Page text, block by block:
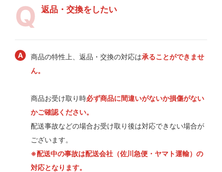
返品・交換をしたい
商品の特性上、返品・交換の対応は承ることができませ
ん。
商品お受け取り時必ず商品に間違いがないか損傷がない
かご確認ください。
配送事故などの場合お受け取り後は対応できない場合が
ございます。
※配送中の事故は配送会社（佐川急便・ヤマト運輸）の
対応となります。